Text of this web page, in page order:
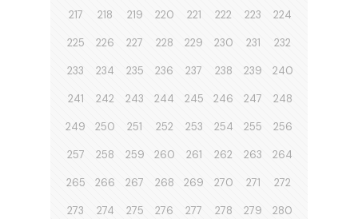
217 218 219 220 221 222 223 224
225 226 227 228 229 230 231 232
233 234 235 236 237 238 239 240
241 242 243 244 245 246 247 248
249 250 251 252 253 254 255 256
257 258 259 260 261 262 263 264
265 266 267 268 269 270 271 272
273 274 275 276 277 278 279 280